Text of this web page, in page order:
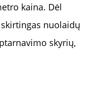
kaina. Dėl
nuolaidų
skyrių,